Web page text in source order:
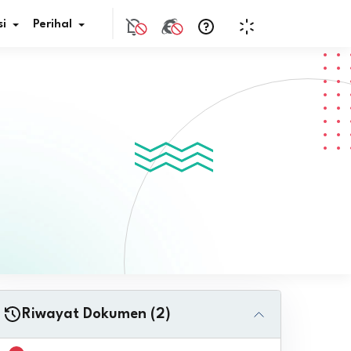
JDIH
Perihal
Riwayat Dokumen (2)